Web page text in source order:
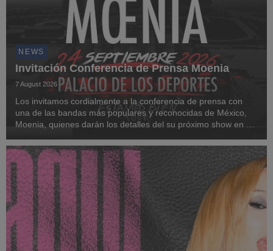
NEWS
Invitación Conferencia de Prensa Moenia
7 August 2026
Los invitamos cordialmente a la conferencia de prensa con
una de las bandas más populares y reconocidas de México,
Moenia, quienes darán los detalles del su próximo show en el